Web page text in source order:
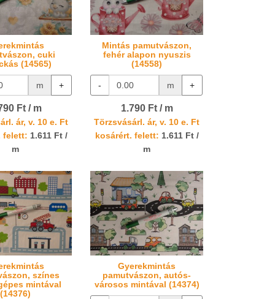
cuki
(14565)
m +
Ft / m
ár, v. 10 e. Ft
felett: 1.611 Ft /
m
Mintás pamutvászon,
fehér alapon nyuszis
(14558)
- m +
1.790 Ft / m
Törzsvásárl. ár, v. 10 e. Ft
kosárért. felett: 1.611 Ft /
m
színes
mintával
(14376)
Gyerekmintás
pamutvászon, autós-
városos mintával (14374)